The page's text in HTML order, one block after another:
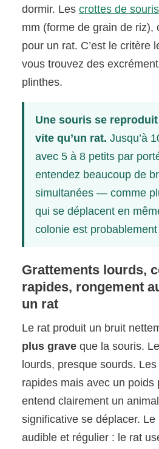
dormir. Les crottes de souris
mm (forme de grain de riz),
pour un rat. C’est le critère
vous trouvez des
plinthes.
Une souris se
vite qu’un rat. Jusqu’à
avec 5 à 8 petits par
entendez beaucoup de
simultanées — comme
qui se déplacent en
colonie est
Grattements lourds,
rapides, rongement
un rat
Le rat produit un bruit
plus graveque la souris.
lourds, presque sourds.
rapides mais avec un
entend clairement un
significative se déplacer.
audible et régulier : le rat